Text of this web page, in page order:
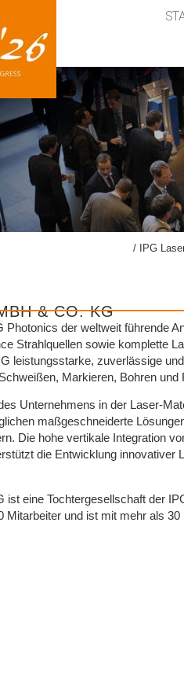
/ IPG
& CO. KG
der weltweit führende
Strahlquellen sowie komplette
leistungsstarke, zuverlässige
Markieren, Bohren
Unternehmens in der Laser-
maßgeschneiderte
Die hohe vertikale Integration
die Entwicklung innovativer
eine Tochtergesellschaft der
Mitarbeiter und ist mit mehr als